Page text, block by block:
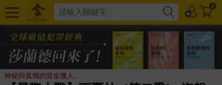
0
神秘與孤獨的賞金獵人。